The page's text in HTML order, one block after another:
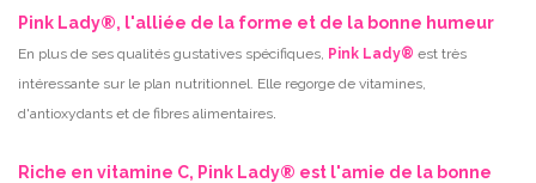
Pink Lady®, l'alliée de la forme et de la bonne humeur
En plus de ses qualités gustatives spécifiques, Pink Lady® est très
intéressante sur le plan nutritionnel. Elle regorge de vitamines,
d'antioxydants et de fibres alimentaires
Riche en vitamine C, Pink Lady® est l'amie de la bonne